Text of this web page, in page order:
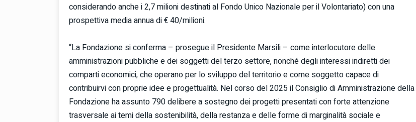
considerando anche i 2,7 milioni destinati al Fondo Unico Nazionale per il Volontariato) con una
prospettiva media annua di € 40/milioni.
“La Fondazione si conferma – prosegue il Presidente Marsili – come interlocutore delle
amministrazioni pubbliche e dei soggetti del terzo settore, nonché degli interessi indiretti dei
comparti economici, che operano per lo sviluppo del territorio e come soggetto capace di
contribuirvi con proprie idee e progettualità. Nel corso del 2025 il Consiglio di Amministrazione della
Fondazione ha assunto 790 delibere a sostegno dei progetti presentati con forte attenzione
trasversale ai temi della sostenibilità, della restanza e delle forme di marginalità sociale e